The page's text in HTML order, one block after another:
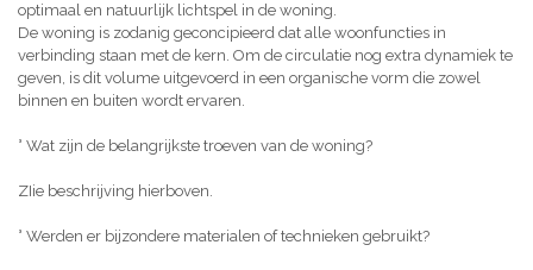
optimaal en natuurlijk lichtspel in de woning.
De woning is zodanig geconcipieerd dat alle woonfuncties in
verbinding staan met de kern. Om de circulatie nog extra dynamiek te
geven, is dit volume uitgevoerd in een organische vorm die zowel
binnen en buiten wordt ervaren.
° Wat zijn de belangrijkste troeven van de woning?
ZIie beschrijving hierboven.
° Werden er bijzondere materialen of technieken gebruikt?